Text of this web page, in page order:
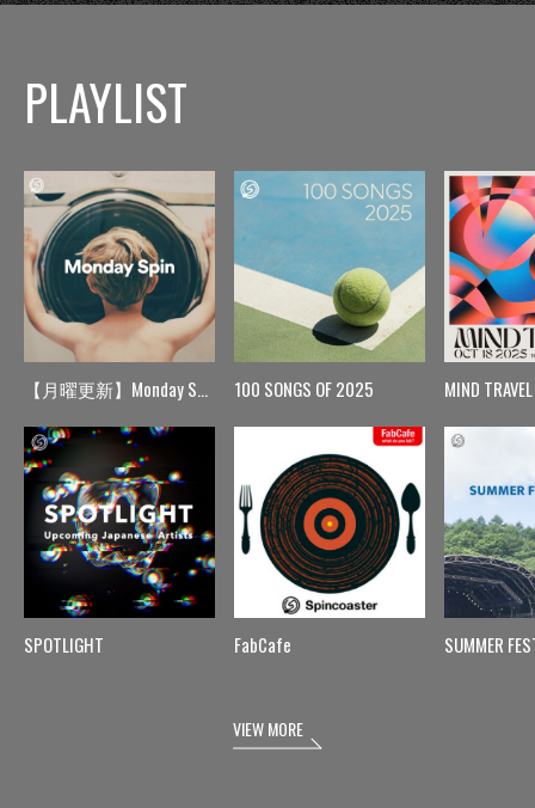
PLAYLIST
【月曜更新】Monday Spin
SPOTLIGHT
100 SONGS OF 2025
FabCafe
MIND TRAVEL
SUMMER
VIEW MORE